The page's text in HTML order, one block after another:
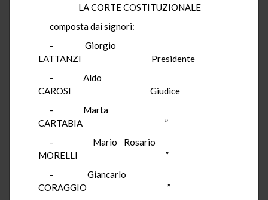
LA CORTE COSTITUZIONALE
composta dai signori:
-
Giorgio
LATTANZI
Presidente
-
Aldo
CAROSI
Giudice
-
Marta
CARTABIA
”
-
Mario Rosario
MORELLI
”
-
Giancarlo
CORAGGIO
”